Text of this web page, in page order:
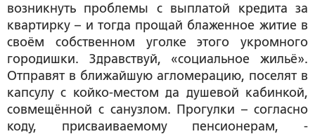
возникнуть проблемы с выплатой кредита за
квартирку – и тогда прощай блаженное житие в
своём собственном уголке этого укромного
городишки. Здравствуй, «социальное жильё».
Отправят в ближайшую агломерацию, поселят в
капсулу с койко-местом да душевой кабинкой,
совмещённой с санузлом. Прогулки – согласно
коду, присваиваемому пенсионерам, -